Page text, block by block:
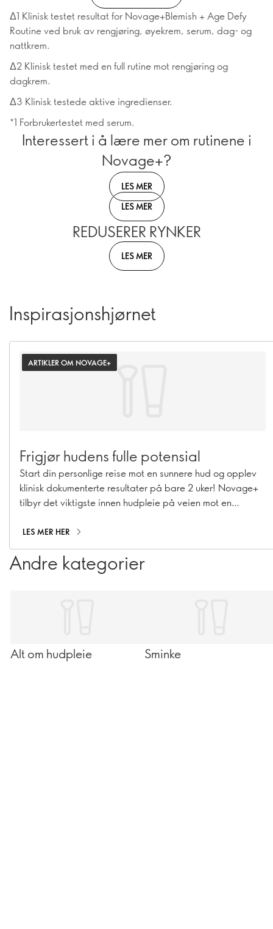
Δ1 Klinisk testet resultat for Novage+Blemish + Age Defy
Routine ved bruk av rengjøring, øyekrem, serum, dag- og
nattkrem.
Δ2 Klinisk testet med en full rutine mot rengjøring og
dagkrem.
Δ3 Klinisk testede aktive ingredienser.
*1 Forbrukertestet med serum.
Interessert i å lære mer om rutinene i
Novage+?
LES MER
LES MER
REDUSERER RYNKER
LES MER
Inspirasjonshjørnet
ARTIKLER OM NOVAGE+
Frigjør hudens fulle potensial
Start din personlige reise mot en sunnere hud og opplev
klinisk dokumenterte resultater på bare 2 uker! Novage+
tilbyr det viktigste innen hudpleie på veien mot en
LES MER HER
Andre kategorier
Alt om hudpleie Sminke